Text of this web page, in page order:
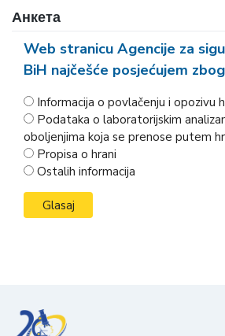
Анкета
Web stranicu Agencije za
BiH najčešće posjećujem
Informacija o povlačenju i opozivu
Podataka o laboratorijskim
oboljenjima koja se prenose putem
Propisa o hrani
Ostalih informacija